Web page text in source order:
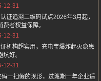
12-31
证追溯二维码试点2026年3月起，
者权益保障。
12-31
机构超实用，充电宝爆炸起火隐患
好。
12-31
一扫假的现形，过渡期一年企业适